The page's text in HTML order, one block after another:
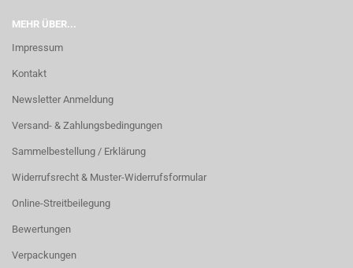
MEHR ÜBER...
Impressum
Kontakt
Newsletter Anmeldung
Versand- & Zahlungsbedingungen
Sammelbestellung / Erklärung
Widerrufsrecht & Muster-Widerrufsformular
Online-Streitbeilegung
Bewertungen
Verpackungen